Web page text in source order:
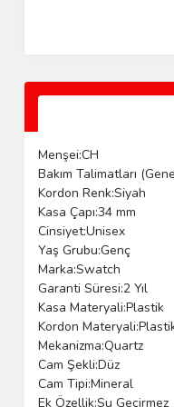
Menşei:CH
Bakım Talimatları
Kordon Renk:Siyah
Kasa Çapı:34 mm
Cinsiyet:Unisex
Yaş Grubu:Genç
Marka:Swatch
Garanti Süresi:2 Yıl
Kasa Materyali:Plastik
Kordon
Mekanizma:Quartz
Cam Şekli:Düz
Cam Tipi:Mineral
Ek Özellik:Su Geçirmez